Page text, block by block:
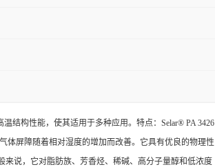
结构性能，使其适用于多种应用。特点：Selar® PA 3426
体屏障随着相对湿度的增加而改善。它具有优良的物理性
来说，它对脂肪族、芳香烃、稀碱、高分子量醇和低浓度